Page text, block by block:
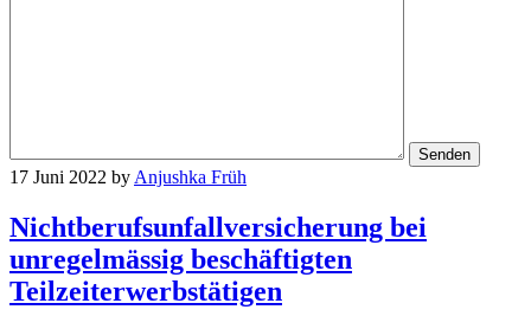
17 Juni 2022 by Anjushka Früh
Nichtberufsunfallversicherung bei
unregelmässig beschäftigten
Teilzeiterwerbstätigen